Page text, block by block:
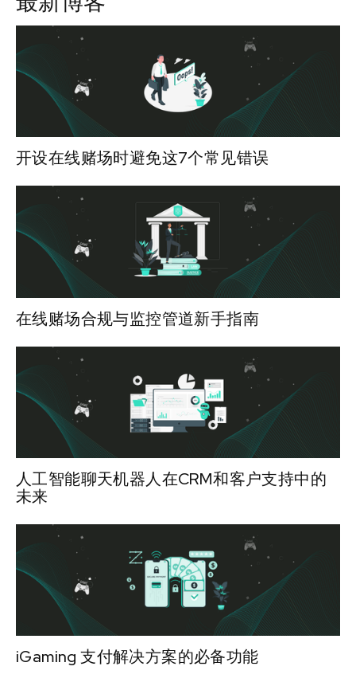
开设在线赌场时避免这7个常见错误
在线赌场合规与监控管道新手指南
人工智能聊天机器人在CRM和客户支持中的
未来
iGaming 支付解决方案的必备功能